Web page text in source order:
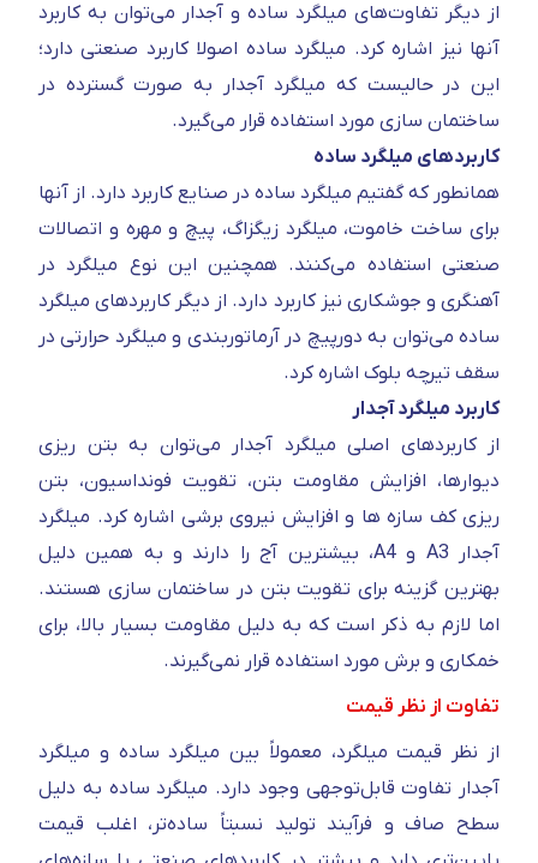
از دیگر تفاوت‌های میلگرد ساده و آجدار می‌توان به کاربرد
آنها نیز اشاره کرد. میلگرد ساده اصولا کاربرد صنعتی دارد؛
این در حالیست که میلگرد آجدار به صورت گسترده در
ساختمان سازی مورد استفاده قرار می‌گیرد.
کاربردهای میلگرد ساده
همانطور که گفتیم میلگرد ساده در صنایع کاربرد دارد. از آنها
برای ساخت خاموت، میلگرد زیگزاگ، پیچ و مهره و اتصالات
صنعتی استفاده می‌کنند. همچنین این نوع میلگرد در
آهنگری و جوشکاری نیز کاربرد دارد. از دیگر کاربردهای میلگرد
ساده می‌توان به دورپیچ در آرماتوربندی و میلگرد حرارتی در
سقف تیرچه بلوک اشاره کرد.
کاربرد میلگرد آجدار
از کاربردهای اصلی میلگرد آجدار می‌توان به بتن ریزی
دیوارها، افزایش مقاومت بتن، تقویت فونداسیون، بتن
ریزی کف سازه ها و افزایش نیروی برشی اشاره کرد. میلگرد
آجدار A3 و A4، بیشترین آج را دارند و به همین دلیل
بهترین گزینه برای تقویت بتن در ساختمان سازی هستند.
اما لازم به ذکر است که به دلیل مقاومت بسیار بالا، برای
خمکاری و برش مورد استفاده قرار نمی‌گیرند.
تفاوت از نظر قیمت
از نظر قیمت میلگرد، معمولاً بین میلگرد ساده و میلگرد
آجدار تفاوت قابل‌توجهی وجود دارد. میلگرد ساده به دلیل
سطح صاف و فرآیند تولید نسبتاً ساده‌تر، اغلب قیمت